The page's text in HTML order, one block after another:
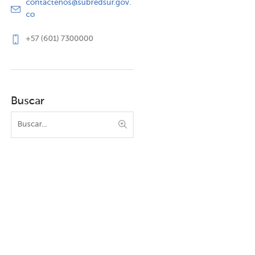
contactenos@subredsur.gov.
co
+57 (601) 7300000
Buscar